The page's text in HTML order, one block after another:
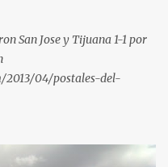
San Jose y Tijuana 1-1 por
2013/04/postales-del-